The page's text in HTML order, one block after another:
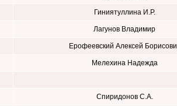
Гиниятуллина И.Р.
Лагунов Владимир
Ерофеевский Алексей
Мелехина Надежда
Спиридонов С.А.